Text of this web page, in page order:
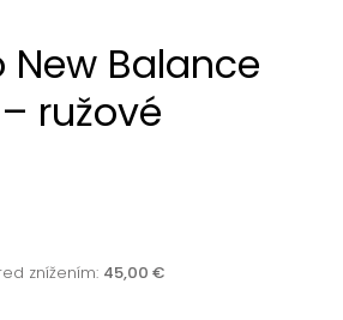
New Balance
ružové
znížením: 45,00 €